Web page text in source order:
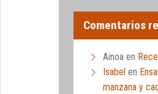
Comentarios
Ainoa en
Isabel en
manzana y